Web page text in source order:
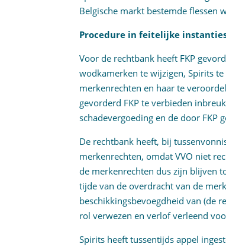
Belgische markt bestemde flessen
Procedure in feitelijke
Voor de rechtbank heeft FKP
wodkamerken te wijzigen, Spirits
merkenrechten en haar te
gevorderd FKP te verbieden
schadevergoeding en de door FKP
De rechtbank heeft, bij
merkenrechten, omdat VVO niet
de merkenrechten dus zijn blijven
tijde van de overdracht van de
beschikkingsbevoegdheid van (de
rol verwezen en verlof verleend
Spirits heeft tussentijds appel